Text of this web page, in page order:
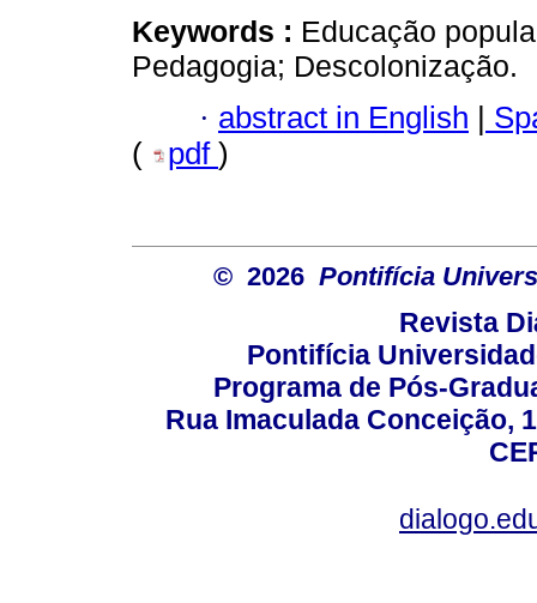
Keywords : Educação
Pedagogia; Descolonização.
· abstract in English |
(
pdf )
© 2026 Pontifícia
Revista
Pontifícia
Programa de Pós-
Rua Imaculada Conceição,